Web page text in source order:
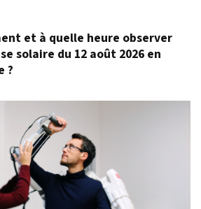
et à quelle heure observer
solaire du 12 août 2026 en
?